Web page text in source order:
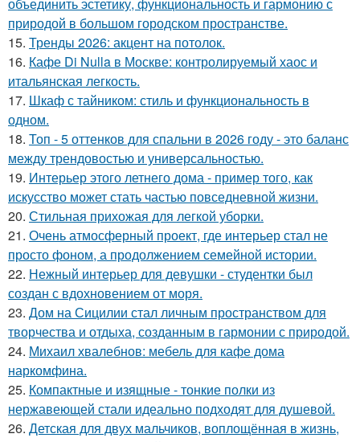
природой в большом городском пространстве.
15. Тренды 2026: акцент на потолок.
16. Кафе Di Nulla в Москве: контролируемый хаос и
итальянская легкость.
17. Шкаф с тайником: стиль и функциональность в
одном.
18. Топ - 5 оттенков для спальни в 2026 году - это баланс
между трендовостью и универсальностью.
19. Интерьер этого летнего дома - пример того, как
искусство может стать частью повседневной жизни.
20. Стильная прихожая для легкой уборки.
21. Очень атмосферный проект, где интерьер стал не
просто фоном, а продолжением семейной истории.
22. Нежный интерьер для девушки - студентки был
создан с вдохновением от моря.
23. Дом на Сицилии стал личным пространством для
творчества и отдыха, созданным в гармонии с природой.
24. Михаил хвалебнов: мебель для кафе дома
наркомфина.
25. Компактные и изящные - тонкие полки из
нержавеющей стали идеально подходят для душевой.
26. Детская для двух мальчиков, воплощённая в жизнь,